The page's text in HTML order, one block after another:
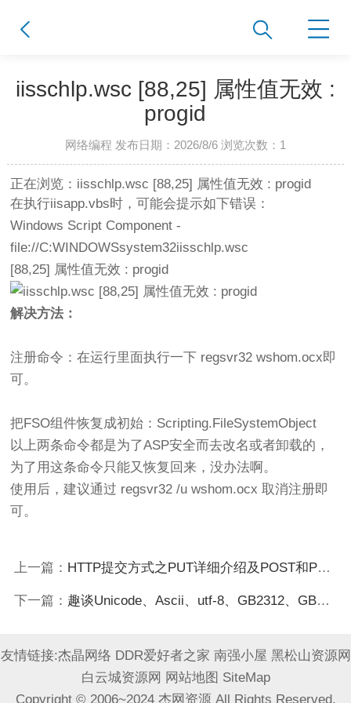
iisschlp.wsc [88,25] 属性值无效 :
progid
网络编程 发布日期：2026/8/6 浏览次数： 1
正在浏览：iisschlp.wsc [88,25] 属性值无效 : progid
在执行iisapp.vbs时，可能会提示如下错误：
Windows Script Component -
file://C:WINDOWSsystem32iisschlp.wsc
[88,25] 属性值无效 : progid
解决方法：
注册命令：在运行里面执行一下 regsvr32 wshom.ocx即
可。
把FSO组件恢复成初始：Scripting.FileSystemObject
以上两条命令都是为了ASP安全而去改名或者卸载的，
为了用这条命令只能又恢复回来，没办法啊。
使用后，建议通过 regsvr32 /u wshom.ocx 取消注册即
可。
上一篇： HTTP提交方式之PUT详细介绍及POST和PUT的区别
下一篇： 趣谈Unicode、Ascii、utf-8、GB2312、GBK等编码知识
友情链接:杰晶网络 DDR爱好者之家 南强小屋 黑松山资源网
白云城资源网 网站地图 SiteMap
Copyright © 2006~2024 杰网资源 All Rights Reserved.